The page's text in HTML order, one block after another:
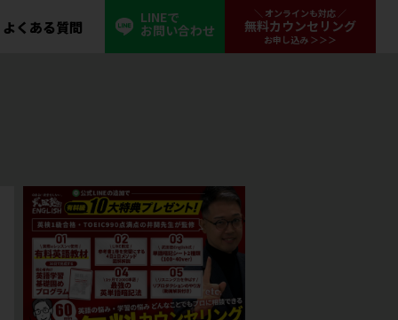
よくある質問
LINEで
お問い合わせ 無料カウンセリング